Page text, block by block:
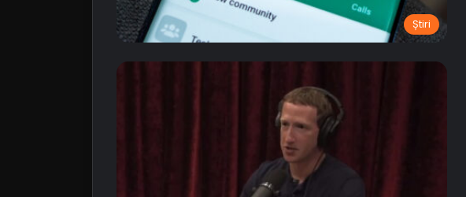
Știri